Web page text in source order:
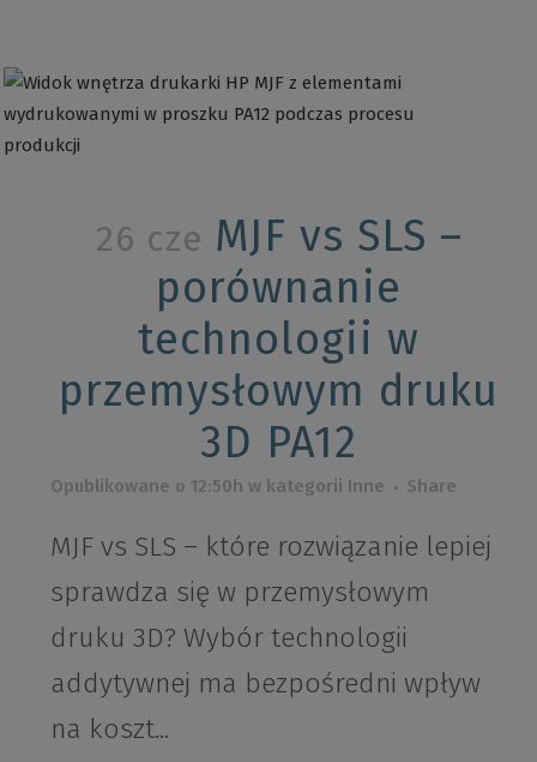
26 cze MJF vs SLS –
porównanie
technologii w
przemysłowym druku
3D PA12
Opublikowane o 12:50h w kategorii Inne Share
MJF vs SLS – które rozwiązanie lepiej
sprawdza się w przemysłowym
druku 3D? Wybór technologii
addytywnej ma bezpośredni wpływ
na koszt...